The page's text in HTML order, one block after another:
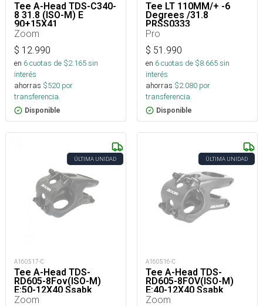
Tee A-Head TDS-C340-
8 31.8 (ISO-M) E
90+15X41
Zoom
$ 12.990
en 6cuotas de $2.165sin
interés
ahorras $520 por
transferencia.
Disponible
Tee LT 110MM/+ -6
Degrees /31.8
PRSS0333
Pro
$ 51.990
en 6cuotas de $8.665sin
interés
ahorras $2.080 por
transferencia.
Disponible
ÚLTIMA UNIDAD
A160517-C
Tee A-Head TDS-
RD605-8Fov(ISO-M)
E:50-12X40 Ssabk
Zoom
ÚLTIMA UNIDAD
A160516-C
Tee A-Head TDS-
RD605-8FOV(ISO-M)
E:40-12X40 Ssabk
Zoom